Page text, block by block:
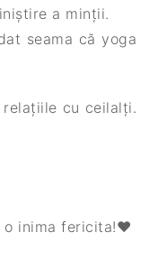
a minții.
seama că yoga
relațiile cu ceilalți.
o inima fericita!❤️